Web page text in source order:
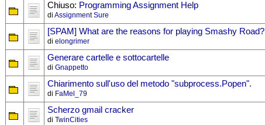
Chiuso: Programming Assignment Help
di Assignment Sure
[SPAM] What are the reasons for playing Smashy Road?
di elongrimer
Generare cartelle e sottocartelle
di Gnappetto
Chiarimento sull'uso del metodo "subprocess.Popen".
di FaMel_79
Scherzo gmail cracker
di TwinCities